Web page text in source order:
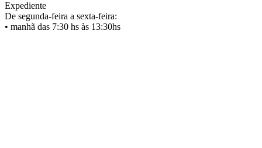
Expediente
De segunda-feira a sexta-feira:
• manhã das 7:30 hs às 13:30hs